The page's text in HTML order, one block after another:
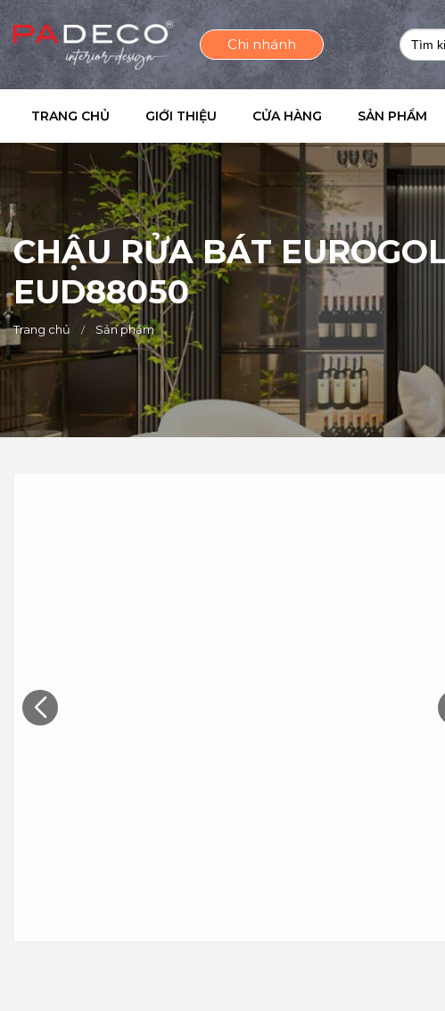
Chi nhánh
Search
for:
TRANG CHỦ GIỚI THIỆU CỬA HÀNG SẢN PHẨM
CHẬU RỬA BÁT
EUD88050
Trang chủ Sản phẩm